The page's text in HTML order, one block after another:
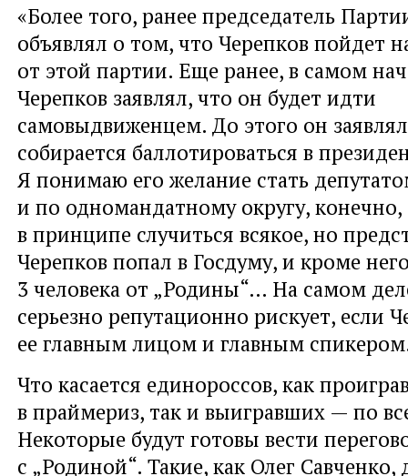
«Более того, ранее председатель
объявлял о том, что Черепков пойдет
от этой партии. Еще ранее, в самом
Черепков заявлял, что он будет идти
самовыдвиженцем. До этого он
собирается баллотироваться в
Я понимаю его желание стать
и по одномандатному округу,
в принципе случиться всякое, но
Черепков попал в Госдуму, и кроме
3 человека от „Родины“… На самом
серьезно репутационно рискует, если
ее главным лицом и главным
Что касается единороссов, как
в праймериз, так и выигравших — по
Некоторые будут готовы вести
с „Родиной“. Такие, как Олег Савченко,